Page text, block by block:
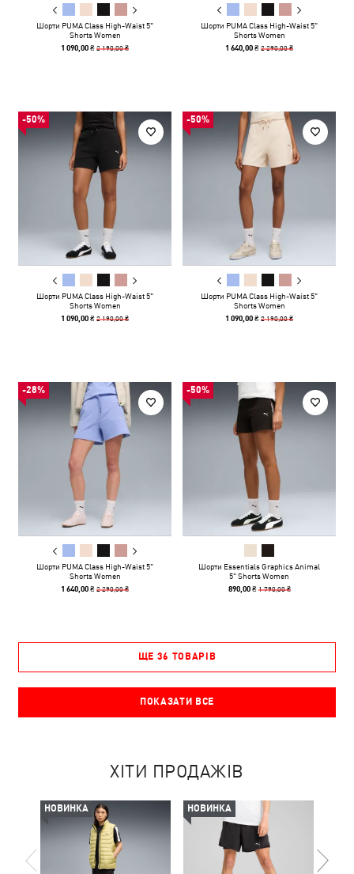
Шорти PUMA Class High-Waist 5"
Shorts Women
1 090,00 ₴2 190,00 ₴
Шорти PUMA Class High-Waist 5"
Shorts Women
1 640,00 ₴2 290,00 ₴
-50%
Шорти PUMA Class High-Waist 5"
Shorts Women
1 090,00 ₴2 190,00 ₴
-50%
Шорти PUMA Class High-Waist 5"
Shorts Women
1 090,00 ₴2 190,00 ₴
-28%
Шорти PUMA Class High-Waist 5"
Shorts Women
1 640,00 ₴2 290,00 ₴
-50%
Шорти Essentials Graphics Animal
5" Shorts Women
890,00 ₴ 1 790,00 ₴
ЩЕ 36 ТОВАРІВ
ПОКАЗАТИ ВСЕ
ХІТИ ПРОДАЖІВ
НОВИНКА НОВИНКА